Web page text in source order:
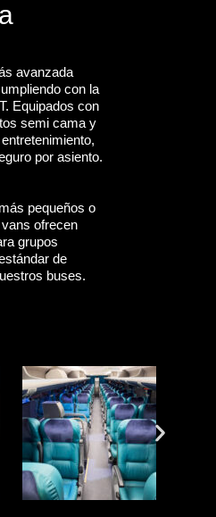
avanzada
con la
Equipados con
semi cama y
por asiento.
pequeños o
ofrecen
grupos
de
buses.